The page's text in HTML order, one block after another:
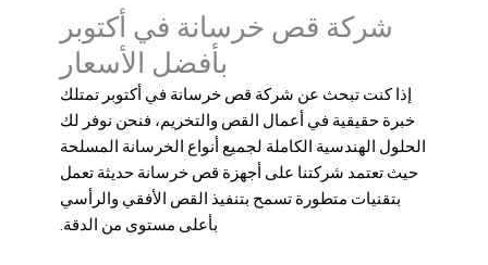
شركة قص خرسانة في أكتوبر
بأفضل الأسعار
إذا كنت تبحث عن شركة قص خرسانة في أكتوبر تمتلك
خبرة حقيقية في أعمال القص والتخريم، فنحن نوفر لك
الحلول الهندسية الكاملة لجميع أنواع الخرسانة المسلحة
حيث تعتمد شركتنا على أجهزة قص خرسانة حديثة تعمل
بتقنيات متطورة تسمح بتنفيذ القص الأفقي والرأسي
بأعلى مستوى من الدقة.